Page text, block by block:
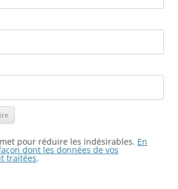
pour réduire les indésirables. En
dont les données de vos
traitées.